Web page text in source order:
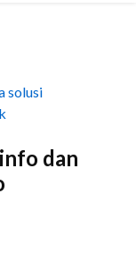
solusi
dan